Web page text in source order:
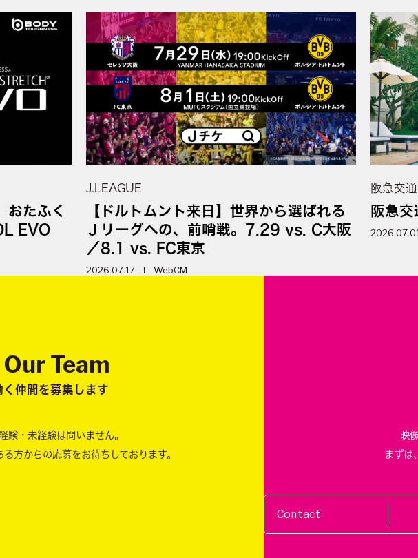
おたふく
EVO
J.LEAGUE
【ドルトムント来日】世界から選ばれる
Ｊリーグへの、前哨戦。7.29 vs. C大阪
／8.1 vs. FC東京
2026.07.17 WebCM
阪急交
阪急
Team
く仲間を募集します
験・未経験は問いません。
る方からの応募をお待ちしております。
映
まずは
Contact